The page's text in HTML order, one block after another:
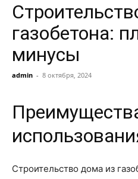
газобетона:
минусы
admin - 8 октября, 2024
Строительство дома из